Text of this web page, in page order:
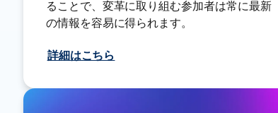
ることで、変革に取り組む参加者は常に最新
の情報を容易に得られます。
詳細はこちら